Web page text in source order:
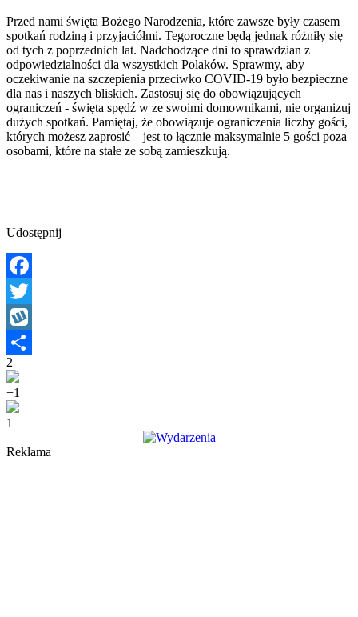
Przed nami święta Bożego Narodzenia, które zawsze były czasem
spotkań rodziną i przyjaciółmi. Tegoroczne będą jednak różniły się
od tych z poprzednich lat. Nadchodzące dni to sprawdzian z
odpowiedzialności dla wszystkich Polaków. Sprawmy, aby
oczekiwanie na szczepienia przeciwko COVID-19 było bezpieczne
dla nas i naszych bliskich. Zastosuj się do obowiązujących
ograniczeń - święta spędź w ze swoimi domownikami, nie organizuj
dużych spotkań. Pamiętaj, że obowiązuje ograniczenia liczby gości,
których możesz zaprosić – jest to łącznie maksymalnie 5 gości poza
osobami, które na stałe ze sobą zamieszkują.
Udostępnij
Facebook
Twitter
Wykop
Share
2
+1
1
Reklama